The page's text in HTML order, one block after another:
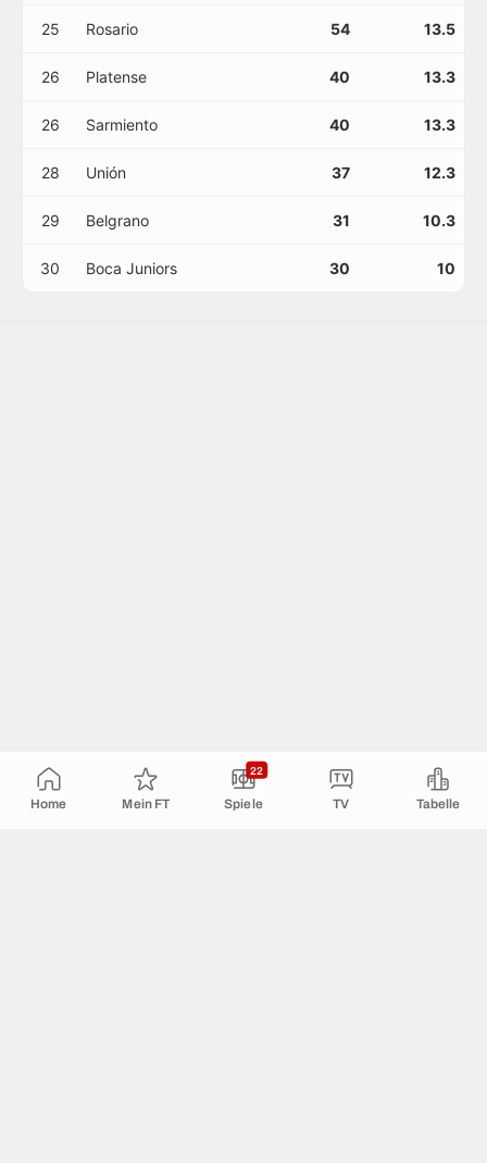
Home Mein FT Spiele
22
TV Tabelle
25 Rosario 54 13.5
26 Platense 40 13.3
26 Sarmiento 40 13.3
28 Unión 37 12.3
29 Belgrano 31 10.3
30 Boca Juniors 30 10